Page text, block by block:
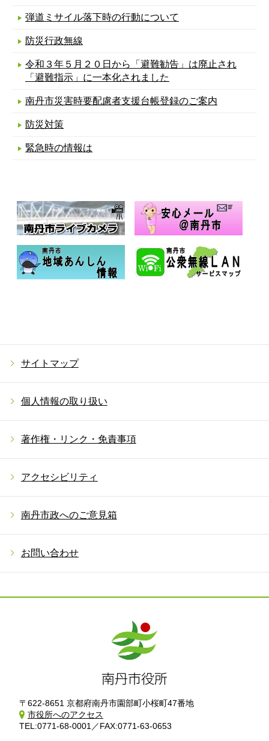
弾道ミサイル落下時の行動について
防災行政無線
令和３年５月２０日から「避難勧告」は廃止され
「避難指示」に一本化されました
南丹市災害時要配慮者支援台帳登録のご案内
防災対策
緊急時の情報は
サイトマップ
個人情報の取り扱い
著作権・リンク・免責事項
アクセシビリティ
南丹市政へのご意見箱
お問い合わせ
〒622-8651 京都府南丹市園部町小桜町47番地
市役所へのアクセス
TEL:0771-68-0001／FAX:0771-63-0653